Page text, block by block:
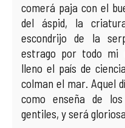
comerá paja con el
del áspid, la
escondrijo de la
estrago por todo mi
lleno el país de
colman el mar. Aquel
como enseña de
gentiles, y será